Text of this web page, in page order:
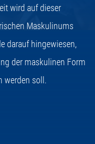
wird auf dieser
Maskulinums
darauf hingewiesen,
der maskulinen Form
werden soll.